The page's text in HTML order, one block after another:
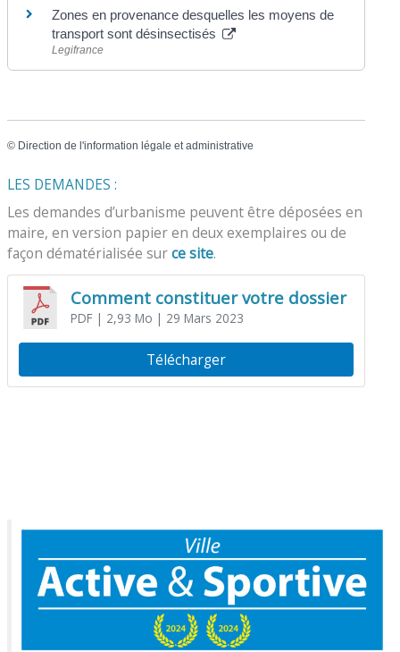
Zones en provenance desquelles les moyens de
transport sont désinsectisés
Legifrance
© Direction de l'information légale et administrative
LES DEMANDES :
Les demandes d’urbanisme peuvent être déposées en
maire, en version papier en deux exemplaires ou de
façon dématérialisée surce site.
Comment constituer votre dossier
PDF| 2,93 Mo | 29 Mars 2023
Télécharger